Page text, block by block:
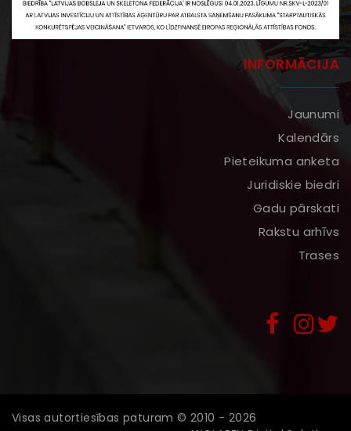
INFORMĀCIJA
Jaunumi
Kalendārs
Pieteikuma anketa
Juridiskie biedri
Gadu pārskati
Rakstu arhīvs
Trases
Visas autortiesības paturam © 2010 - 2026